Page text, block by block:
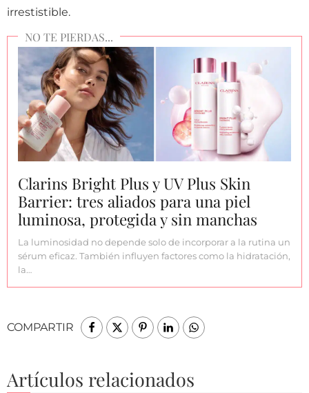
irrestistible.
Clarins Bright Plus y UV Plus Skin
Barrier: tres aliados para una piel
luminosa, protegida y sin manchas
La luminosidad no depende solo de incorporar a la rutina un
sérum eficaz. También influyen factores como la hidratación,
la…
COMPARTIR
Artículos relacionados